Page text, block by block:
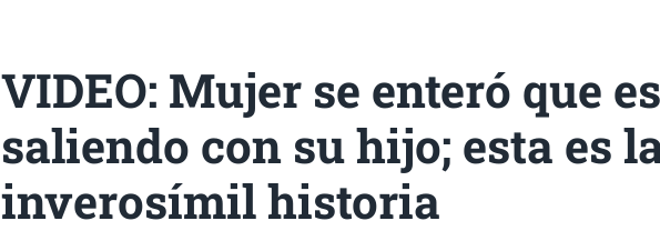
VIDEO: Mujer se enteró que
saliendo con su hijo; esta es
inverosímil historia